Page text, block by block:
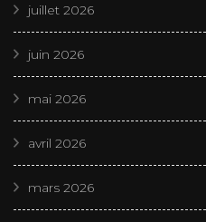
juillet 2026
juin 2026
mai 2026
avril 2026
mars 2026